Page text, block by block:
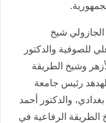
شيخ
للصوفية والدكتور
وشيخ الطريقة
الهدهد رئيس جامعة
والدكتور أحمد
الطريقة الرفاعية في